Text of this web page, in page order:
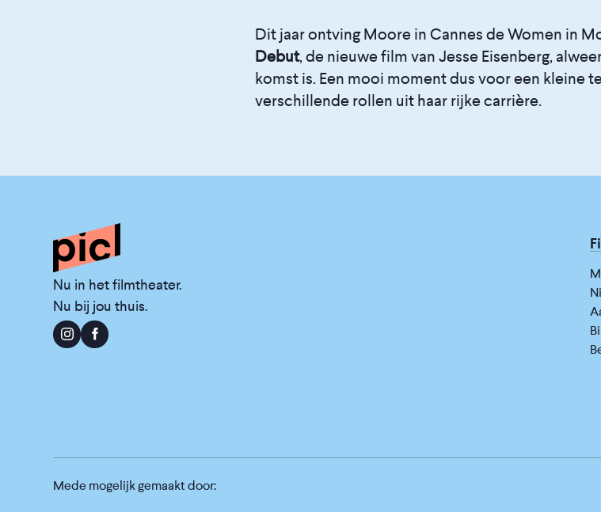
Dit jaar ontving Moore in Cannes de Women in
Debut, de nieuwe film van Jesse Eisenberg,
komst is. Een mooi moment dus voor een kleine
verschillende rollen uit haar rijke carrière.
Nu in het filmtheater.
Nu bij jou thuis.
Mede mogelijk gemaakt door: